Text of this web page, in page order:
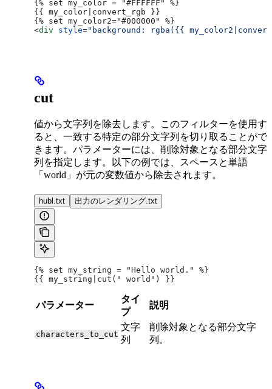
{% set my_color = "#FFFFFF" %}
{{ my_color|convert_rgb }}
{% set my_color2="#000000" %}
<div style="background: rgba({{
cut
値から文字列を除去します。このフィルターを使用す
ると、一致する特定の部分文字列を切り取ることがで
きます。パラメーターには、削除対象となる部分文字
列を指定します。以下の例では、スペースと単語
「world」が元の変数値から除去されます。
hubl.txt 出力のレンダリング.txt
{% set my_string = "Hello world." %}
{{ my_string|cut(" world") }}
パラメーター
タイ
プ
説明
characters_to_cut
文字
列
削除対象となる部分文字
列。